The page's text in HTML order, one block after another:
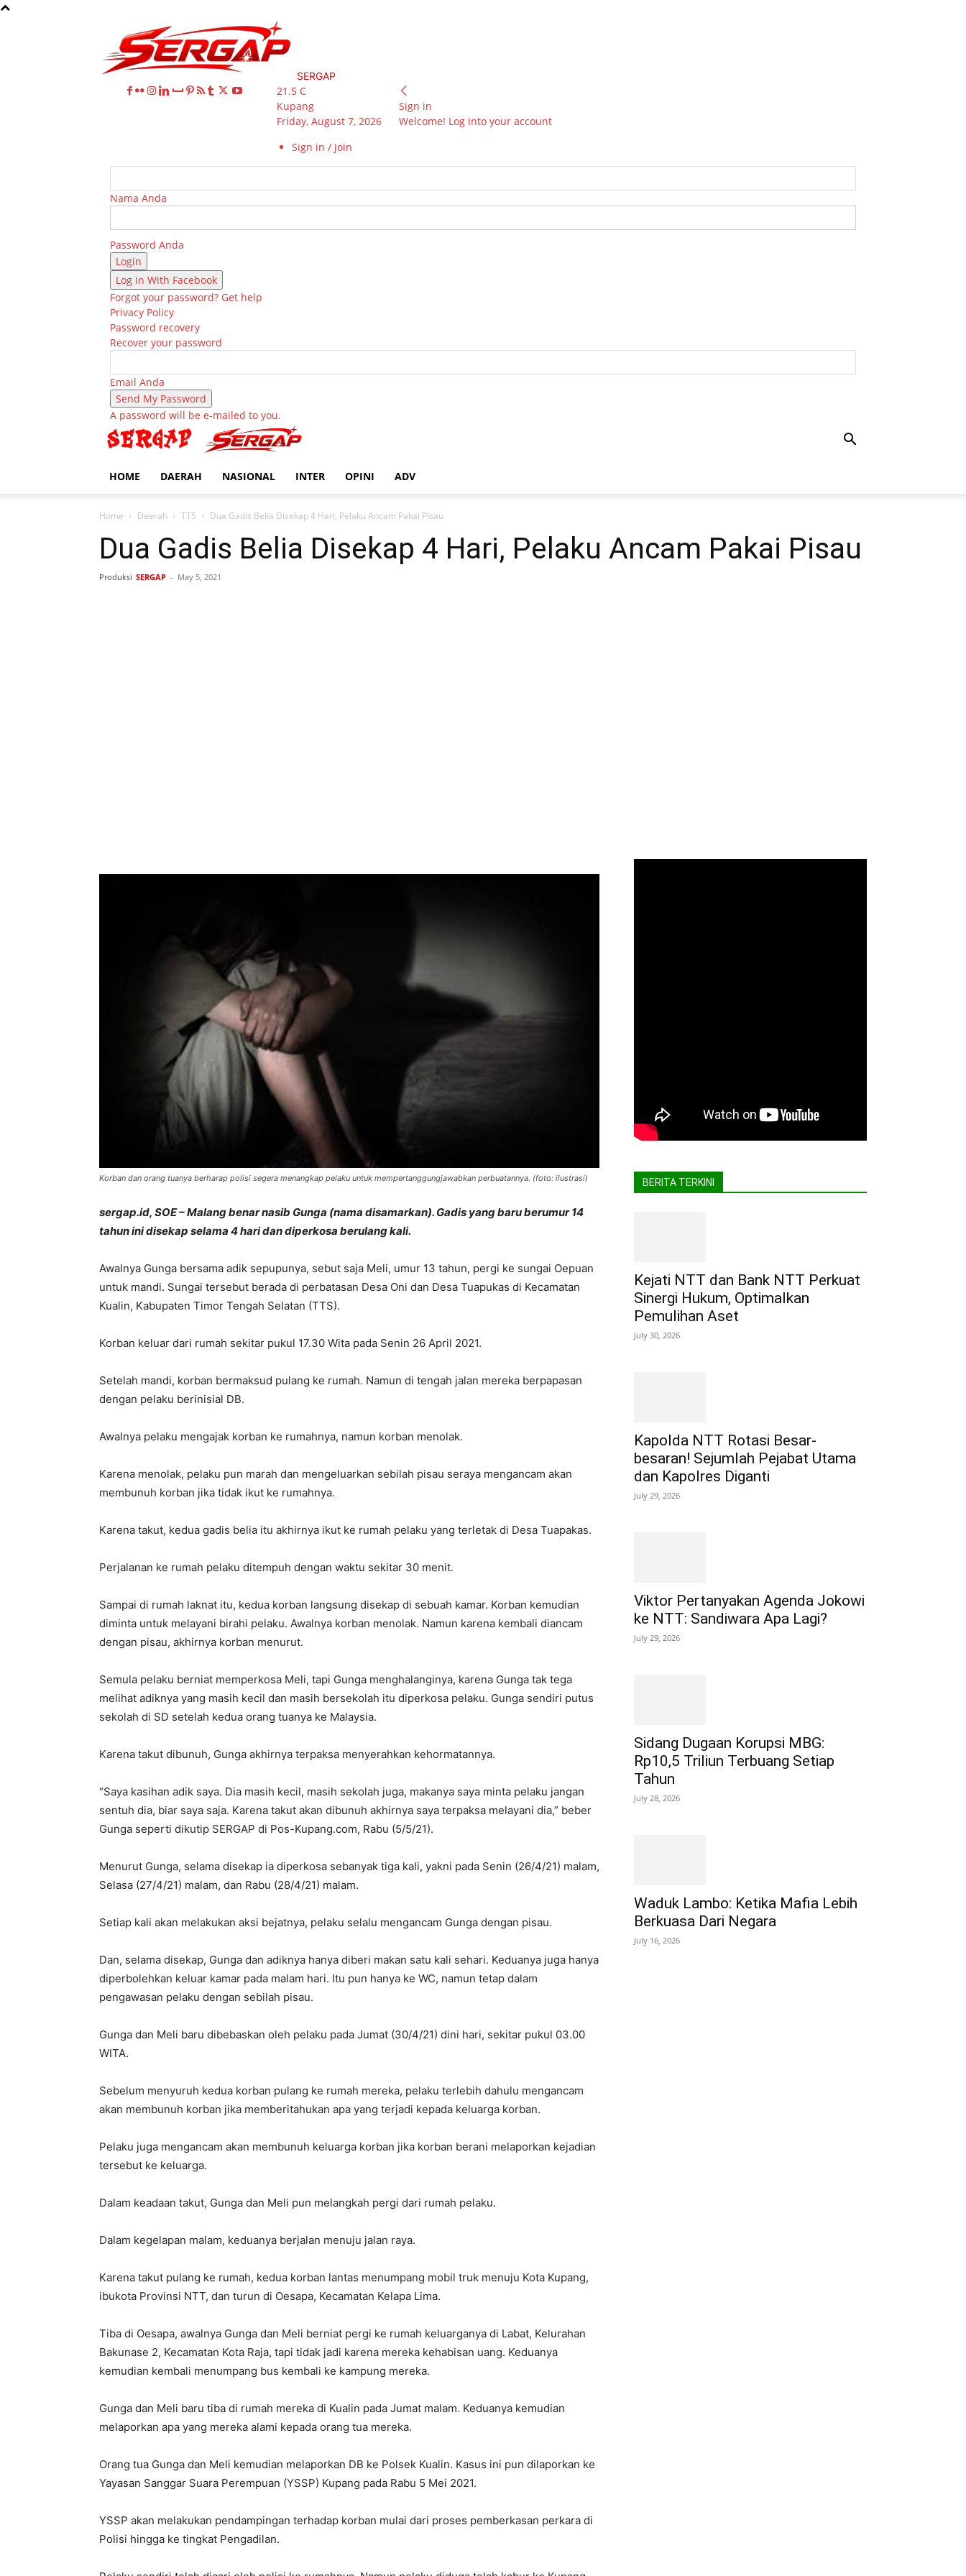
SERGAP
21.5 C
Kupang
Friday, August 7, 2026
Sign in / Join
Sign in
Welcome! Log into your account
Nama Anda
Password Anda
Log in With Facebook
Forgot your password? Get help
Privacy Policy
Password recovery
Recover your password
Email Anda
A password will be e-mailed to you.
HOME DAERAH NASIONAL INTER OPINI ADV
Home Daerah TTS Dua Gadis Belia Disekap 4 Hari, Pelaku Ancam Pakai Pisau
Dua Gadis Belia Disekap 4 Hari, Pelaku Ancam Pakai Pisau
Produksi SERGAP - May 5, 2021
Korban dan orang tuanya berharap polisi segera menangkap pelaku untuk mempertanggungjawabkan perbuatannya. (foto: ilustrasi)
sergap.id, SOE – Malang benar nasib Gunga (nama disamarkan). Gadis yang baru berumur 14
tahun ini disekap selama 4 hari dan diperkosa berulang kali.
Awalnya Gunga bersama adik sepupunya, sebut saja Meli, umur 13 tahun, pergi ke sungai Oepuan
untuk mandi. Sungai tersebut berada di perbatasan Desa Oni dan Desa Tuapukas di Kecamatan
Kualin, Kabupaten Timor Tengah Selatan (TTS).
Korban keluar dari rumah sekitar pukul 17.30 Wita pada Senin 26 April 2021.
Setelah mandi, korban bermaksud pulang ke rumah. Namun di tengah jalan mereka berpapasan
dengan pelaku berinisial DB.
Awalnya pelaku mengajak korban ke rumahnya, namun korban menolak.
Karena menolak, pelaku pun marah dan mengeluarkan sebilah pisau seraya mengancam akan
membunuh korban jika tidak ikut ke rumahnya.
Karena takut, kedua gadis belia itu akhirnya ikut ke rumah pelaku yang terletak di Desa Tuapakas.
Perjalanan ke rumah pelaku ditempuh dengan waktu sekitar 30 menit.
Sampai di rumah laknat itu, kedua korban langsung disekap di sebuah kamar. Korban kemudian
diminta untuk melayani birahi pelaku. Awalnya korban menolak. Namun karena kembali diancam
dengan pisau, akhirnya korban menurut.
Semula pelaku berniat memperkosa Meli, tapi Gunga menghalanginya, karena Gunga tak tega
melihat adiknya yang masih kecil dan masih bersekolah itu diperkosa pelaku. Gunga sendiri putus
sekolah di SD setelah kedua orang tuanya ke Malaysia.
Karena takut dibunuh, Gunga akhirnya terpaksa menyerahkan kehormatannya.
“Saya kasihan adik saya. Dia masih kecil, masih sekolah juga, makanya saya minta pelaku jangan
sentuh dia, biar saya saja. Karena takut akan dibunuh akhirnya saya terpaksa melayani dia,” beber
Gunga seperti dikutip SERGAP di Pos-Kupang.com, Rabu (5/5/21).
Menurut Gunga, selama disekap ia diperkosa sebanyak tiga kali, yakni pada Senin (26/4/21) malam,
Selasa (27/4/21) malam, dan Rabu (28/4/21) malam.
Setiap kali akan melakukan aksi bejatnya, pelaku selalu mengancam Gunga dengan pisau.
Dan, selama disekap, Gunga dan adiknya hanya diberi makan satu kali sehari. Keduanya juga hanya
diperbolehkan keluar kamar pada malam hari. Itu pun hanya ke WC, namun tetap dalam
pengawasan pelaku dengan sebilah pisau.
Gunga dan Meli baru dibebaskan oleh pelaku pada Jumat (30/4/21) dini hari, sekitar pukul 03.00
WITA.
Sebelum menyuruh kedua korban pulang ke rumah mereka, pelaku terlebih dahulu mengancam
akan membunuh korban jika memberitahukan apa yang terjadi kepada keluarga korban.
Pelaku juga mengancam akan membunuh keluarga korban jika korban berani melaporkan kejadian
tersebut ke keluarga.
Dalam keadaan takut, Gunga dan Meli pun melangkah pergi dari rumah pelaku.
Dalam kegelapan malam, keduanya berjalan menuju jalan raya.
Karena takut pulang ke rumah, kedua korban lantas menumpang mobil truk menuju Kota Kupang,
ibukota Provinsi NTT, dan turun di Oesapa, Kecamatan Kelapa Lima.
Tiba di Oesapa, awalnya Gunga dan Meli berniat pergi ke rumah keluarganya di Labat, Kelurahan
Bakunase 2, Kecamatan Kota Raja, tapi tidak jadi karena mereka kehabisan uang. Keduanya
kemudian kembali menumpang bus kembali ke kampung mereka.
Gunga dan Meli baru tiba di rumah mereka di Kualin pada Jumat malam. Keduanya kemudian
melaporkan apa yang mereka alami kepada orang tua mereka.
Orang tua Gunga dan Meli kemudian melaporkan DB ke Polsek Kualin. Kasus ini pun dilaporkan ke
Yayasan Sanggar Suara Perempuan (YSSP) Kupang pada Rabu 5 Mei 2021.
YSSP akan melakukan pendampingan terhadap korban mulai dari proses pemberkasan perkara di
Polisi hingga ke tingkat Pengadilan.
BERITA TERKINI
Kejati NTT dan Bank NTT Perkuat
Sinergi Hukum, Optimalkan
Pemulihan Aset
July 30, 2026
Kapolda NTT Rotasi Besar-
besaran! Sejumlah Pejabat Utama
dan Kapolres Diganti
July 29, 2026
Viktor Pertanyakan Agenda Jokowi
ke NTT: Sandiwara Apa Lagi?
July 29, 2026
Sidang Dugaan Korupsi MBG:
Rp10,5 Triliun Terbuang Setiap
Tahun
July 28, 2026
Waduk Lambo: Ketika Mafia Lebih
Berkuasa Dari Negara
July 16, 2026